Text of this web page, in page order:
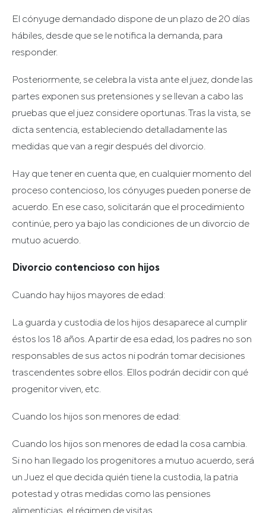
El cónyuge demandado dispone de un plazo de 20 días
hábiles, desde que se le notifica la demanda, para
responder.
Posteriormente, se celebra la vista ante el juez, donde las
partes exponen sus pretensiones y se llevan a cabo las
pruebas que el juez considere oportunas. Tras la vista, se
dicta sentencia, estableciendo detalladamente las
medidas que van a regir después del divorcio.
Hay que tener en cuenta que, en cualquier momento del
proceso contencioso, los cónyuges pueden ponerse de
acuerdo. En ese caso, solicitarán que el procedimiento
continúe, pero ya bajo las condiciones de un divorcio de
mutuo acuerdo.
Divorcio contencioso con hijos
Cuando hay hijos mayores de edad:
La guarda y custodia de los hijos desaparece al cumplir
éstos los 18 años. A partir de esa edad, los padres no son
responsables de sus actos ni podrán tomar decisiones
trascendentes sobre ellos. Ellos podrán decidir con qué
progenitor viven, etc.
Cuando los hijos son menores de edad:
Cuando los hijos son menores de edad la cosa cambia.
Si no han llegado los progenitores a mutuo acuerdo, será
un Juez el que decida quién tiene la custodia, la patria
potestad y otras medidas como las pensiones
alimenticias, el régimen de visitas.